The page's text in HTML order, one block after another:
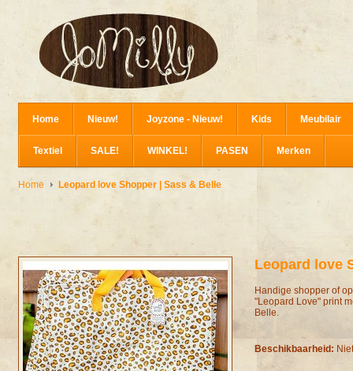
Home Nieuw! Joyzone - Nieuw! Kids Meubilair
Textiel SALE! WINKEL! PASEN Merken
Home Leopard love Shopper | Sass & Belle
Leopard love
Handige shopper of
"Leopard Love" print
Belle.
Beschikbaarheid: